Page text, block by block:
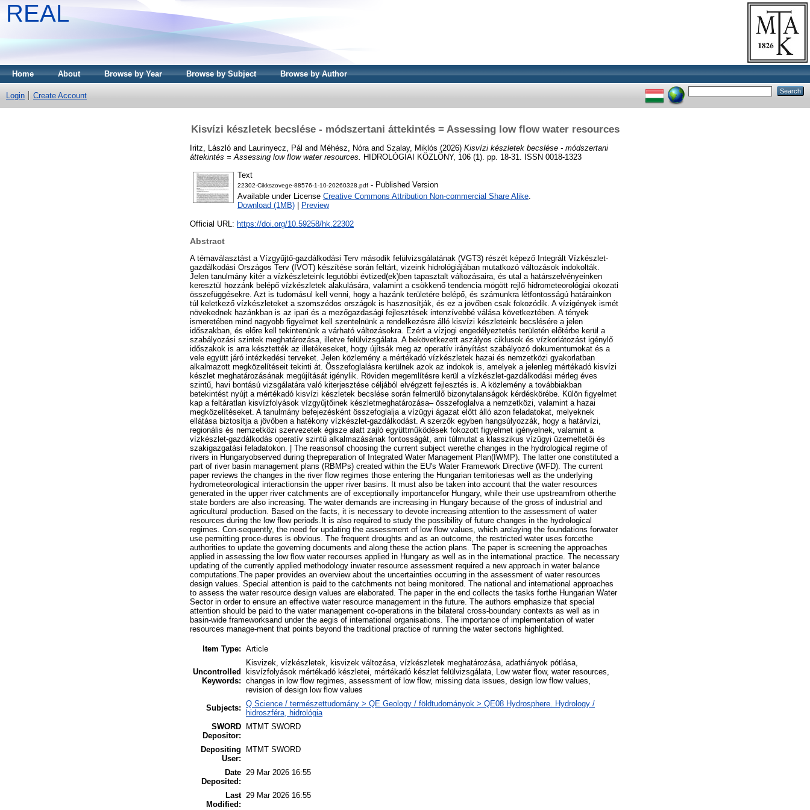
REAL
Home About Browse by Year Browse by Subject Browse by Author
Login Create Account
Kisvízi készletek becslése - módszertani áttekintés = Assessing low flow water resources
Iritz, László and Laurinyecz, Pál and Méhész, Nóra and Szalay, Miklós (2026) Kisvízi készletek becslése - módszertani
áttekintés = Assessing low flow water resources.
HIDROLÓGIAI KÖZLÖNY, 106 (1). pp. 18-31. ISSN 0018-1323
Text
22302-Cikkszovege-88576-1-10-20260328.pdf - Published Version
Available under License Creative Commons Attribution Non-commercial Share Alike.
Download (1MB)
Preview
Official URL: https://doi.org/10.59258/hk.22302
Abstract
A témaválasztást a Vízgyűjtő-gazdálkodási Terv második felülvizsgálatának (VGT3) részét képező Integrált Vízkészlet-
gazdálkodási Országos Terv (IVOT) készítése során feltárt, vizeink hidrológiájában mutatkozó változások indokolták.
Jelen tanulmány kitér a vízkészleteink legutóbbi évtized(ek)ben tapasztalt változásaira, és utal a határszelvényeinken
keresztül hozzánk belépő vízkészletek alakulására, valamint a csökkenő tendencia mögött rejlő hidrometeorológiai okozati
összefüggésekre. Azt is tudomásul kell venni, hogy a hazánk területére belépő, és számunkra létfontosságú határainkon
túl keletkező vízkészleteket a szomszédos országok is hasznosítják, és ez a jövőben csak fokozódik. A vízigények ismét
növekednek hazánkban is az ipari és a mezőgazdasági fejlesztések intenzívebbé válása következtében. A tények
ismeretében mind nagyobb figyelmet kell szentelnünk a rendelkezésre álló kisvízi készleteink becslésére a jelen
időszakban, és előre kell tekintenünk a várható változásokra. Ezért a vízjogi engedélyeztetés területén előtérbe kerül a
szabályozási szintek meghatározása, illetve felülvizsgálata. A bekövetkezett aszályos ciklusok és vízkorlátozást igénylő
időszakok is arra késztették az illetékeseket, hogy újítsák meg az operatív irányítást szabályozó dokumentumokat és a
vele együtt járó intézkedési terveket. Jelen közlemény a mértékadó vízkészletek hazai és nemzetközi gyakorlatban
alkalmazott megközelítéseit tekinti át. Összefoglalásra kerülnek azok az indokok is, amelyek a jelenleg mértékadó kisvízi
készlet meghatározásának megújítását igénylik. Röviden megemlítésre kerül a vízkészlet-gazdálkodási mérleg éves
szintű, havi bontású vizsgálatára való kiterjesztése céljából elvégzett fejlesztés is. A közlemény a továbbiakban
betekintést nyújt a mértékadó kisvízi készletek becslése során felmerülő bizonytalanságok kérdéskörébe. Külön figyelmet
kap a feltáratlan kisvízfolyások vízgyűjtőinek készletmeghatározása– összefoglalva a nemzetközi, valamint a hazai
megközelítéseket. A tanulmány befejezésként összefoglalja a vízügyi ágazat előtt álló azon feladatokat, melyeknek
ellátása biztosítja a jövőben a hatékony vízkészlet-gazdálkodást. A szerzők egyben hangsúlyozzák, hogy a határvízi,
regionális és nemzetközi szervezetek égisze alatt zajló együttműködések fokozott figyelmet igényelnek, valamint a
vízkészlet-gazdálkodás operatív szintű alkalmazásának fontosságát, ami túlmutat a klasszikus vízügyi üzemeltetői és
szakigazgatási feladatokon. | The reasonsof choosing the current subject werethe changes in the hydrological regime of
rivers in Hungaryobserved during thepreparation of Integrated Water Management Plan(IWMP). The latter one constituted a
part of river basin management plans (RBMPs) created within the EU's Water Framework Directive (WFD). The current
paper reviews the changes in the river flow regimes those entering the Hungarian territoriesas well as the underlying
hydrometeorological interactionsin the upper river basins. It must also be taken into account that the water resources
generated in the upper river catchments are of exceptionally importancefor Hungary, while their use upstreamfrom otherthe
state borders are also increasing. The water demands are increasing in Hungary because of the gross of industrial and
agricultural production. Based on the facts, it is necessary to devote increasing attention to the assessment of water
resources during the low flow periods.It is also required to study the possibility of future changes in the hydrological
regimes. Con-sequently, the need for updating the assessment of low flow values, which arelaying the foundations forwater
use permitting proce-dures is obvious. The frequent droughts and as an outcome, the restricted water uses forcethe
authorities to update the governing documents and along these the action plans. The paper is screening the approaches
applied in assessing the low flow water recourses applied in Hungary as well as in the international practice. The necessary
updating of the currently applied methodology inwater resource assessment required a new approach in water balance
computations.The paper provides an overview about the uncertainties occurring in the assessment of water resources
design values. Special attention is paid to the catchments not being monitored. The national and international approaches
to assess the water resource design values are elaborated. The paper in the end collects the tasks forthe Hungarian Water
Sector in order to ensure an effective water resource management in the future. The authors emphasize that special
attention should be paid to the water management co-operations in the bilateral cross-boundary contexts as well as in
basin-wide frameworksand under the aegis of international organisations. The importance of implementation of water
resources manage-ment that points beyond the traditional practice of running the water sectoris highlighted.
Item Type: Article
Uncontrolled
Keywords:
Kisvizek, vízkészletek, kisvizek változása, vízkészletek meghatározása, adathiányok pótlása,
kisvízfolyások mértékadó készletei, mértékadó készlet felülvizsgálata, Low water flow, water resources,
changes in low flow regimes, assessment of low flow, missing data issues, design low flow values,
revision of design low flow values
Subjects: Q Science / természettudomány > QE Geology / földtudományok > QE08 Hydrosphere. Hydrology /
hidroszféra, hidrológia
SWORD
Depositor:
MTMT SWORD
Depositing
User:
MTMT SWORD
Date
Deposited:
29 Mar 2026 16:55
Last
Modified:
29 Mar 2026 16:55